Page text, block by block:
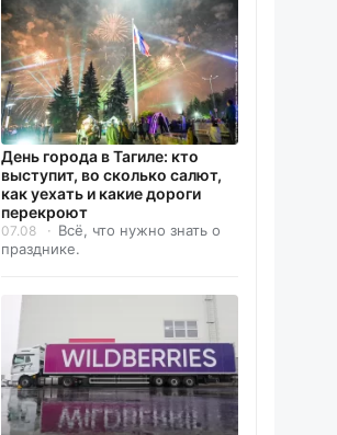
День города в Тагиле: кто
выступит, во сколько салют,
как уехать и какие дороги
перекроют
07.08
Всё, что нужно знать о
празднике.